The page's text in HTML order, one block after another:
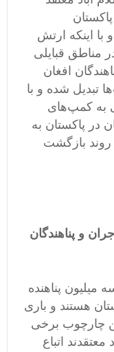
اینکه ارتش
مناطق قبایلی
افغان
تبدیل شده و با
به کمپ‌های
در پاکستان به
روند بازگشت
و پناهندگان
میلیون پناهنده
هستند و باری
چارچوب برخی
اتباع